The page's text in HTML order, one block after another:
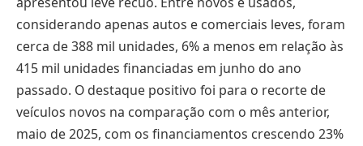
considerando apenas autos e comerciais leves, foram
cerca de 388 mil unidades, 6% a menos em relação às
415 mil unidades financiadas em junho do ano
passado. O destaque positivo foi para o recorte de
veículos novos na comparação com o mês anterior,
maio de 2025, com os financiamentos crescendo 23%